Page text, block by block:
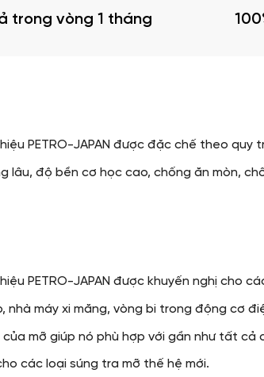
trong vòng 1 tháng
hiệu PETRO-JAPAN được đặc chế theo
lâu, độ bền cơ học cao, chống ăn mòn,
hiệu PETRO-JAPAN được khuyến nghị cho
nhà máy xi măng, vòng bi trong động cơ
mỡ giúp nó phù hợp với gần như tất cả
các loại súng tra mỡ thế hệ mới.